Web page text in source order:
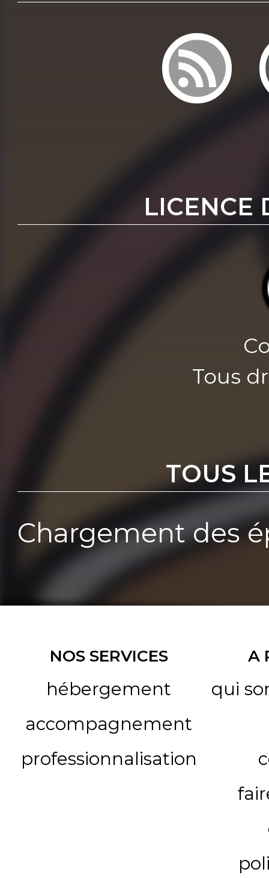
LICENCE
Tous
TOUS
Chargement des
NOS SERVICES
hébergement
accompagnement
professionnalisation
A
qui